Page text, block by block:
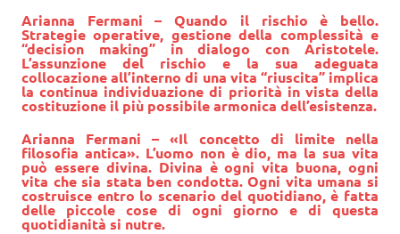
Arianna Fermani – Quando il rischio è bello.
Strategie operative, gestione della complessità e
“decision making” in dialogo con Aristotele.
L’assunzione del rischio e la sua adeguata
collocazione all’interno di una vita “riuscita” implica
la continua individuazione di priorità in vista della
costituzione il più possibile armonica dell’esistenza.
Arianna Fermani – «Il concetto di limite nella
filosofia antica». L’uomo non è dio, ma la sua vita
può essere divina. Divina è ogni vita buona, ogni
vita che sia stata ben condotta. Ogni vita umana si
costruisce entro lo scenario del quotidiano, è fatta
delle piccole cose di ogni giorno e di questa
quotidianità si nutre.